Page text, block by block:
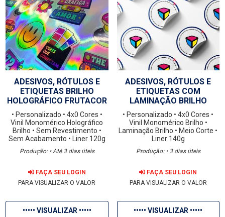
ADESIVOS, RÓTULOS E
ETIQUETAS BRILHO
HOLOGRÁFICO FRUTACOR
• Personalizado • 4x0 Cores •
Vinil Monomérico Holográfico
Brilho • Sem Revestimento •
Sem Acabamento • Liner 120g
Produção: • Até 3 dias úteis
FAÇA SEU LOGIN
PARA VISUALIZAR O VALOR
••••• VISUALIZAR •••••
ADESIVOS, RÓTULOS E
ETIQUETAS COM
LAMINAÇÃO BRILHO
• Personalizado • 4x0 Cores •
Vinil Monomérico Brilho •
Laminação Brilho • Meio Corte •
Liner 140g
Produção: • 3 dias úteis
FAÇA SEU LOGIN
PARA VISUALIZAR O VALOR
••••• VISUALIZAR •••••